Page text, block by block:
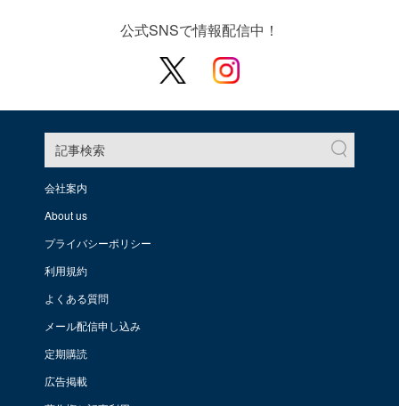
公式SNSで情報配信中！
記事検索
会社案内
About us
プライバシーポリシー
利用規約
よくある質問
メール配信申し込み
定期購読
広告掲載